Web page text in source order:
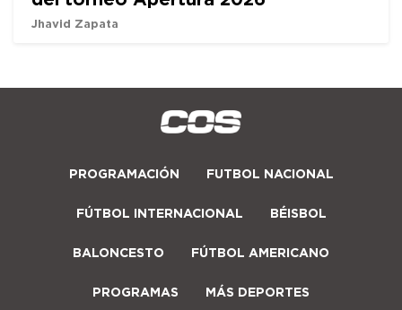
Jhavid Zapata
PROGRAMACIÓN FUTBOL NACIONAL
FÚTBOL INTERNACIONAL BÉISBOL
BALONCESTO FÚTBOL AMERICANO
PROGRAMAS MÁS DEPORTES